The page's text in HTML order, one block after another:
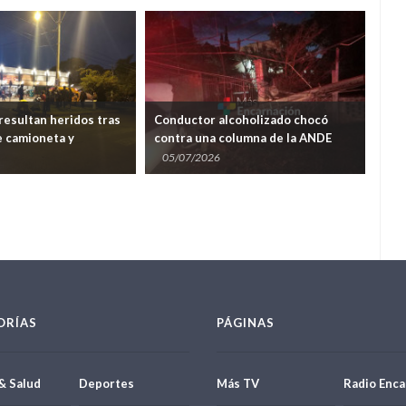
heridos tras
camioneta y
Encarnación
Conductor alcoholizado chocó
contra una columna de la ANDE
sobre la avenida Japón
05/07/2026
Salud Deportes
PÁGINAS
Más TV Radio